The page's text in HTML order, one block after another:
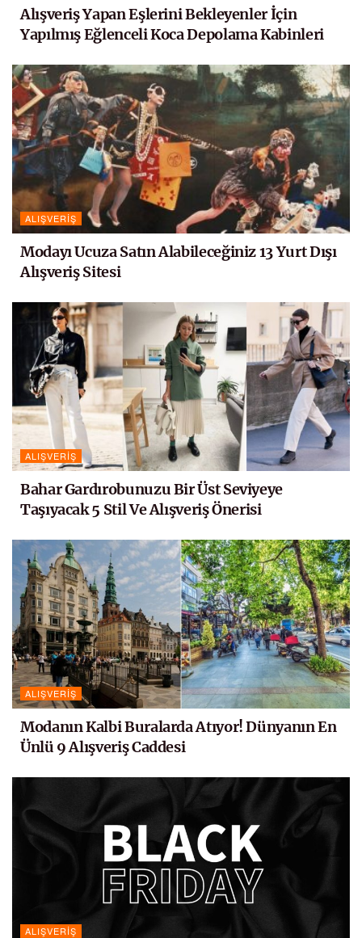
Alışveriş Yapan Eşlerini Bekleyenler İçin
Yapılmış Eğlenceli Koca Depolama Kabinleri
ALIŞVERIŞ
Modayı Ucuza Satın Alabileceğiniz 13 Yurt Dışı
Alışveriş Sitesi
ALIŞVERIŞ
Bahar Gardırobunuzu Bir Üst Seviyeye
Taşıyacak 5 Stil Ve Alışveriş Önerisi
ALIŞVERIŞ
Modanın Kalbi Buralarda Atıyor! Dünyanın En
Ünlü 9 Alışveriş Caddesi
ALIŞVERIŞ